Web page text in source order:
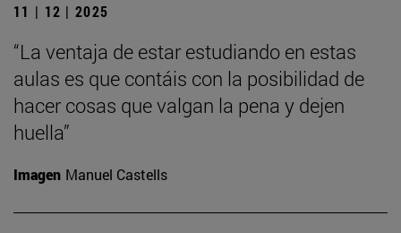
11 | 12 | 2025
“La ventaja de estar estudiando en estas
aulas es que contáis con la posibilidad de
hacer cosas que valgan la pena y dejen
huella”
Imagen Manuel Castells